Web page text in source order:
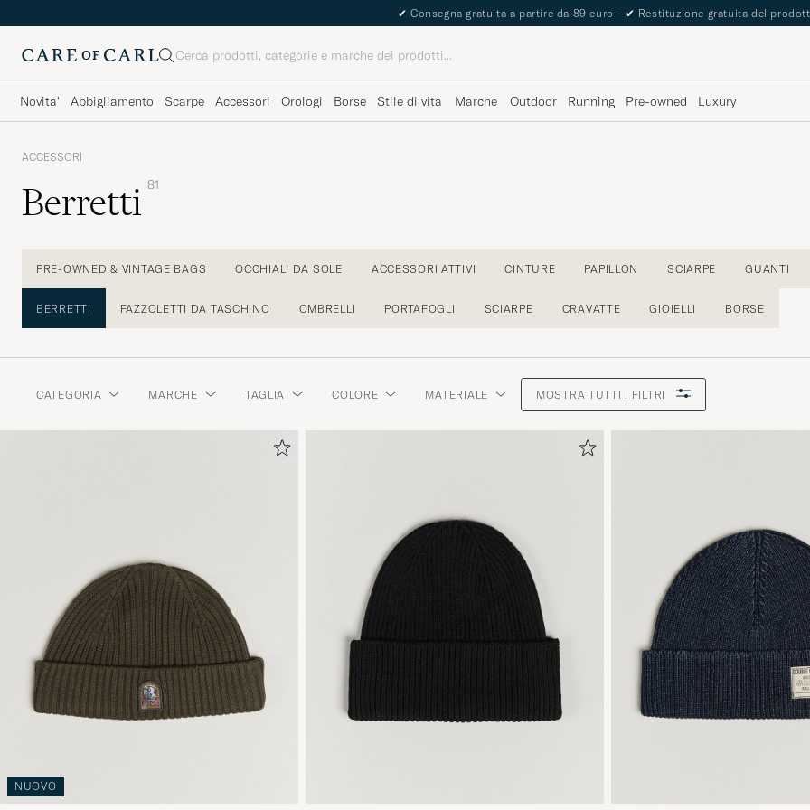
The Care of Carl Passport
Cerca
Novita' Abbigliamento Scarpe Accessori Orologi Borse Stile di vita Marche Outdoor Running Pre-owned Luxury
ACCESSORI
Berretti 81
PRE-OWNED & VINTAGE BAGS OCCHIALI DA SOLE ACCESSORI ATTIVI CINTURE PAPILLON SCIARPE GUANTI
BERRETTI FAZZOLETTI DA TASCHINO OMBRELLI PORTAFOGLI SCIARPE CRAVATTE GIOIELLI BORSE
CATEGORIA MARCHE TAGLIA COLORE MATERIALE MOSTRA TUTTI I FILTRI
NUOVO